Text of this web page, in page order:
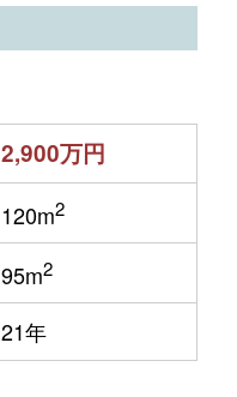
2,900万円
120m2
95m2
21年